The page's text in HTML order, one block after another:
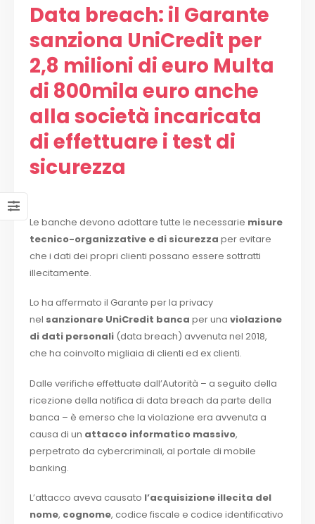
Data breach: il Garante
sanziona UniCredit per
2,8 milioni di euro Multa
di 800mila euro anche
alla società incaricata
di effettuare i test di
sicurezza
Le banche devono adottare tutte le necessarie misure
tecnico-organizzative e di sicurezza per evitare
che i dati dei propri clienti possano essere sottratti
illecitamente.
Lo ha affermato il Garante per la privacy
nel sanzionare UniCredit banca per una violazione
di dati personali (data breach) avvenuta nel 2018,
che ha coinvolto migliaia di clienti ed ex clienti.
Dalle verifiche effettuate dall’Autorità – a seguito della
ricezione della notifica di data breach da parte della
banca – è emerso che la violazione era avvenuta a
causa di un attacco informatico massivo,
perpetrato da cybercriminali, al portale di mobile
banking.
L’attacco aveva causato l’acquisizione illecita del
nome, cognome, codice fiscale e codice identificativo